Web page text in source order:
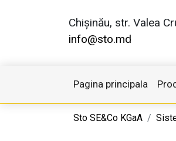
Chișinău, str. Valea
info@sto.md
Pagina principala
Sto SE&Co KGaA